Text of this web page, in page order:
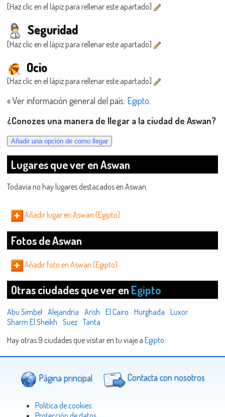
[Haz clic en el lápiz para rellenar este apartado]
Seguridad
[Haz clic en el lápiz para rellenar este apartado]
Ocio
[Haz clic en el lápiz para rellenar este apartado]
« Ver información general del país: Egipto.
¿Conozes una manera de llegar a la ciudad de Aswan?
Lugares que ver en Aswan
Todavia no hay lugares destacados en Aswan.
Añadir lugar en Aswan (Egipto)
Fotos de Aswan
Añadir foto en Aswan (Egipto)
Otras ciudades que ver en Egipto
Abu Simbel Alejandría Arish El Cairo Hurghada Luxor
Sharm El Sheikh Suez Tanta
Hay otras 9 ciudades que visitar en tu viaje a Egipto.
Página principal Contacta con nosotros
Politica de cookies